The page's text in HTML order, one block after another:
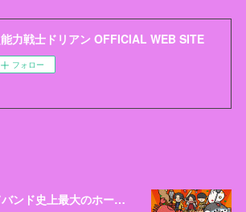
力戦士ドリアン OFFICIAL WEB SITE
フォロー
オリックス劇場にてバンド史上最大のホールワンマンライブ「全員集合！オオサカーニバル」開催決定！